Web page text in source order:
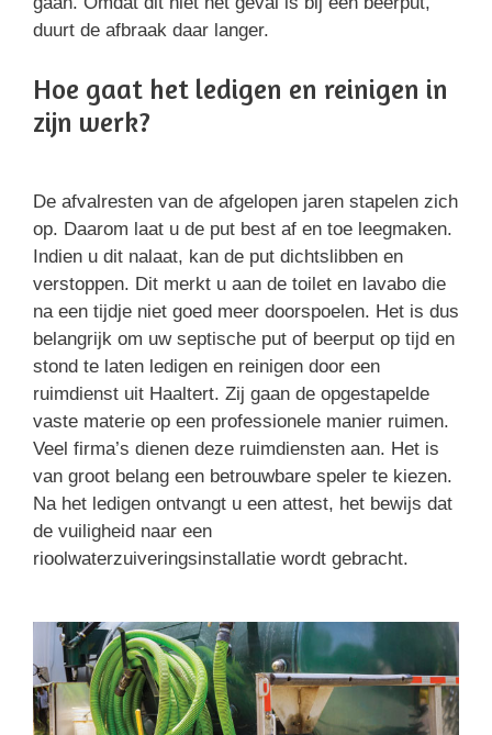
duurt de afbraak daar langer.
Hoe gaat het ledigen en reinigen in
zijn werk?
De afvalresten van de afgelopen jaren stapelen zich
op. Daarom laat u de put best af en toe leegmaken.
Indien u dit nalaat, kan de put dichtslibben en
verstoppen. Dit merkt u aan de toilet en lavabo die
na een tijdje niet goed meer doorspoelen. Het is dus
belangrijk om uw septische put of beerput op tijd en
stond te laten ledigen en reinigen door een
ruimdienst uit Haaltert. Zij gaan de opgestapelde
vaste materie op een professionele manier ruimen.
Veel firma’s dienen deze ruimdiensten aan. Het is
van groot belang een betrouwbare speler te kiezen.
Na het ledigen ontvangt u een attest, het bewijs dat
de vuiligheid naar een
rioolwaterzuiveringsinstallatie wordt gebracht.